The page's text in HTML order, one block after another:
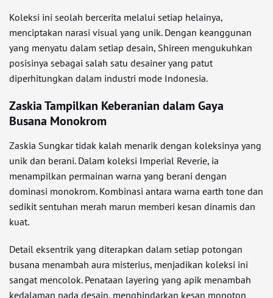
Koleksi ini seolah bercerita melalui setiap helainya,
menciptakan narasi visual yang unik. Dengan keanggunan
yang menyatu dalam setiap desain, Shireen mengukuhkan
posisinya sebagai salah satu desainer yang patut
diperhitungkan dalam industri mode Indonesia.
Zaskia Tampilkan Keberanian dalam Gaya
Busana Monokrom
Zaskia Sungkar tidak kalah menarik dengan koleksinya yang
unik dan berani. Dalam koleksi Imperial Reverie, ia
menampilkan permainan warna yang berani dengan
dominasi monokrom. Kombinasi antara warna earth tone dan
sedikit sentuhan merah marun memberi kesan dinamis dan
kuat.
Detail eksentrik yang diterapkan dalam setiap potongan
busana menambah aura misterius, menjadikan koleksi ini
sangat mencolok. Penataan layering yang apik menambah
kedalaman pada desain, menghindarkan kesan monoton